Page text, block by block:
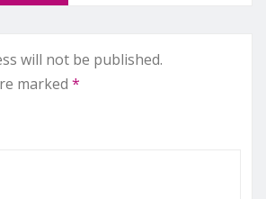
will not be published.
marked *